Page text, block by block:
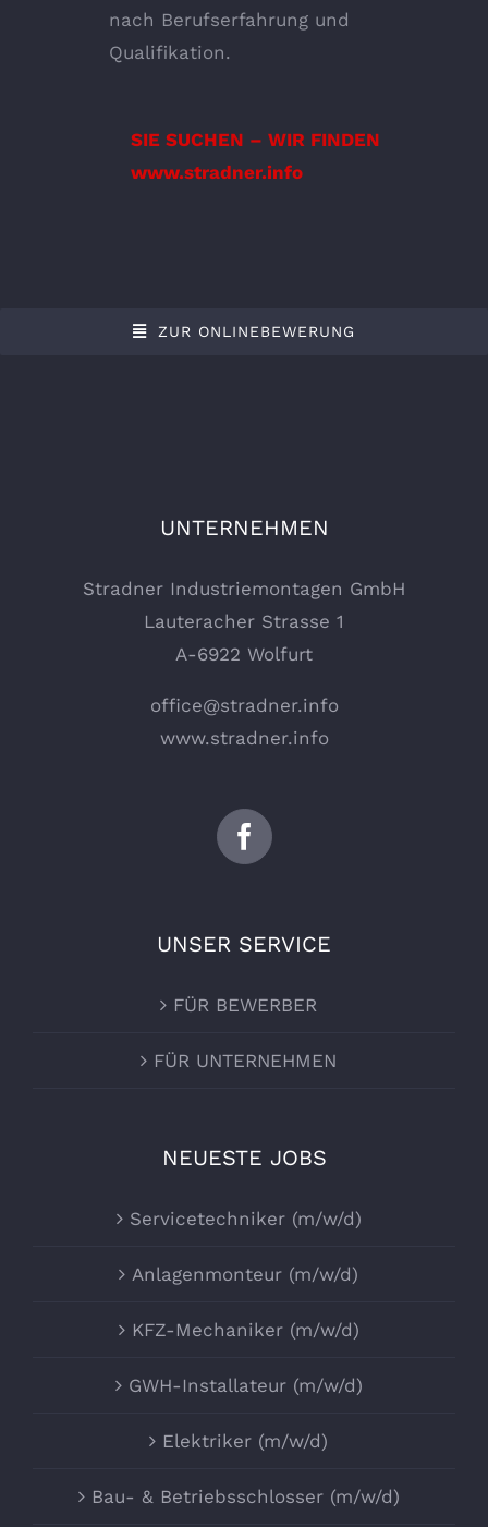
nach Berufserfahrung und
Qualifikation.
SIE SUCHEN – WIR FINDEN
www.stradner.info
ZUR ONLINEBEWERUNG
UNTERNEHMEN
Stradner Industriemontagen GmbH
Lauteracher Strasse 1
A-6922 Wolfurt
office@stradner.info
www.stradner.info
UNSER SERVICE
FÜR BEWERBER
FÜR UNTERNEHMEN
NEUESTE JOBS
Servicetechniker (m/w/d)
Anlagenmonteur (m/w/d)
KFZ-Mechaniker (m/w/d)
GWH-Installateur (m/w/d)
Elektriker (m/w/d)
Bau- & Betriebsschlosser (m/w/d)